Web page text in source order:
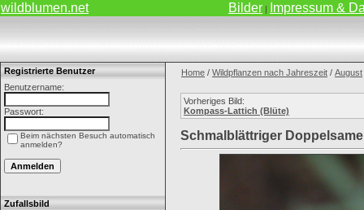
wildblumen.net Bilder | Impressum &
Registrierte Benutzer
Benutzername:
Passwort:
Beim nächsten Besuch automatisch
anmelden?
Zufallsbild
Home / Wildpflanzen nach Jahreszeit / August
Vorheriges Bild:
Kompass-Lattich (Blüte)
Schmalblättriger Doppelsame